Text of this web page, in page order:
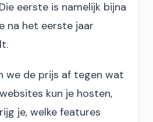
eerste is namelijk bijna
na het eerste jaar
we de prijs af tegen wat
kun je hosten,
je, welke features